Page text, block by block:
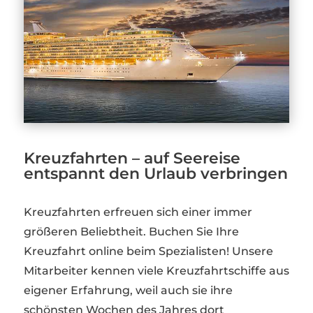
Kreuzfahrten – auf Seereise
entspannt den Urlaub verbringen
Kreuzfahrten erfreuen sich einer immer
größeren Beliebtheit. Buchen Sie Ihre
Kreuzfahrt online beim Spezialisten! Unsere
Mitarbeiter kennen viele Kreuzfahrtschiffe aus
eigener Erfahrung, weil auch sie ihre
schönsten Wochen des Jahres dort